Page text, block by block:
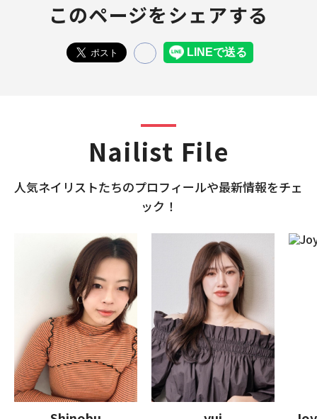
このページをシェアする
Nailist File
⼈気ネイリストたちのプロフィールや最新情報をチェ
ック！